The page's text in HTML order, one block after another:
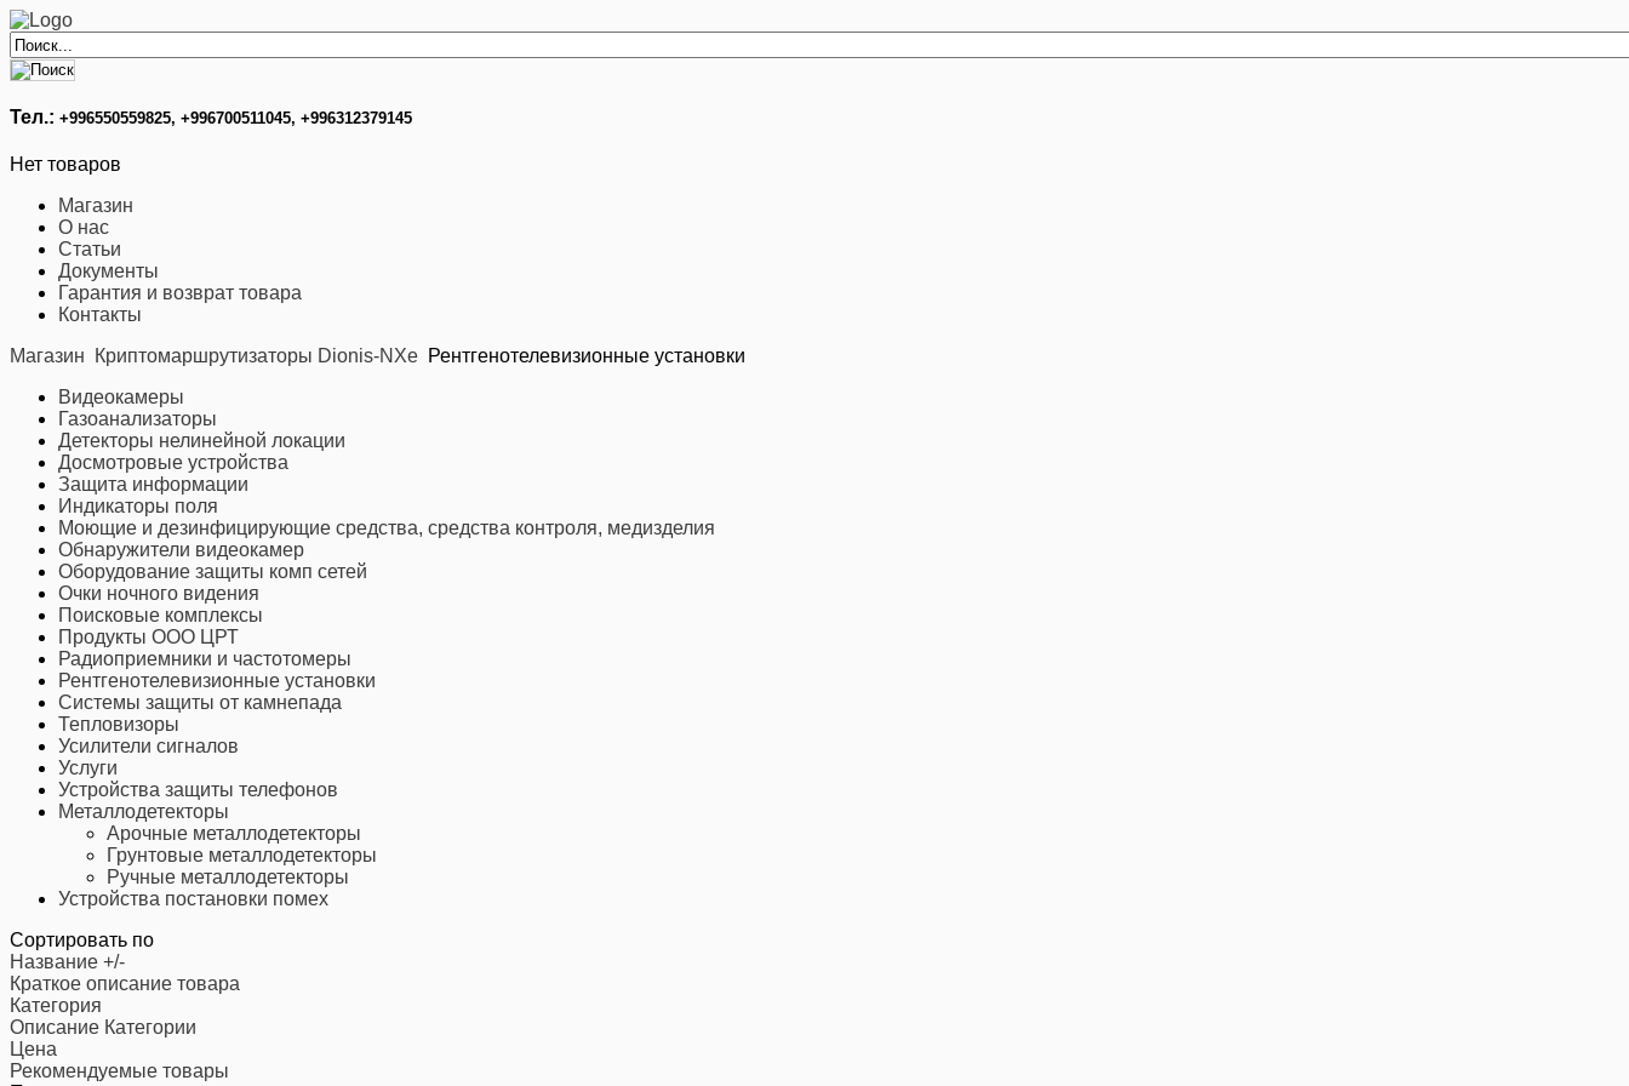
Тел.: +996550559825, +996700511045, +996312379145
Нет товаров
Магазин
О нас
Статьи
Документы
Гарантия и возврат товара
Контакты
Магазин
Криптомаршрутизаторы Dionis-NXe Рентгенотелевизионные установки
Видеокамеры
Газоанализаторы
Детекторы нелинейной локации
Досмотровые устройства
Защита информации
Индикаторы поля
Моющие и дезинфицирующие средства, средства контроля, медизделия
Обнаружители видеокамер
Оборудование защиты комп сетей
Очки ночного видения
Поисковые комплексы
Продукты ООО ЦРТ
Радиоприемники и частотомеры
Рентгенотелевизионные установки
Системы защиты от камнепада
Тепловизоры
Усилители сигналов
Услуги
Устройства защиты телефонов
Металлодетекторы
Арочные металлодетекторы
Грунтовые металлодетекторы
Ручные металлодетекторы
Устройства постановки помех
Сортировать по
Название +/-
Краткое описание товара
Категория
Описание Категории
Цена
Рекомендуемые товары